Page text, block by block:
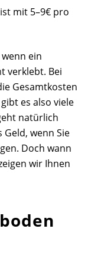
ist mit 5–9€ pro
ein
verklebt. Bei
Gesamtkosten
es also viele
natürlich
wenn Sie
Doch wann
wir Ihnen